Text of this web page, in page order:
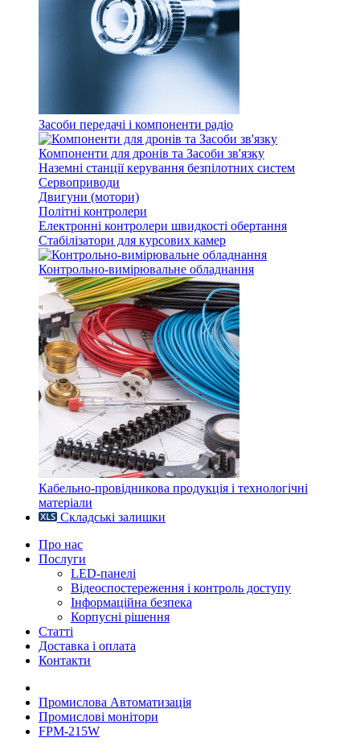
Засоби передачі і компоненти радіо
Компоненти для дронів та Засоби зв'язку
Наземні станції керування безпілотних систем
Сервоприводи
Двигуни (мотори)
Політні контролери
Електронні контролери швидкості обертання
Стабілізатори для курсових камер
Контрольно-вимірювальне обладнання
Кабельно-провідникова продукція і технологічні
матеріали
Складські залишки
Про нас
Послуги
LED-панелі
Відеоспостереження і контроль доступу
Інформаційна безпека
Корпусні рішення
Статті
Доставка і оплата
Контакти
Промислова Автоматизація
Промислові монітори
FPM-215W